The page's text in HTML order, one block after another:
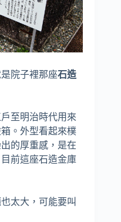
院子裡那座石造
至明治時代用來
。外型看起來樸
的厚重感，是在
前這座石造金庫
太大，可能要叫